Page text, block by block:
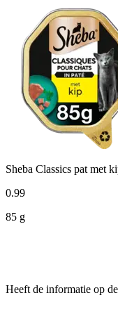
Sheba Classics pat met
0.99
85 g
Heeft de informatie op